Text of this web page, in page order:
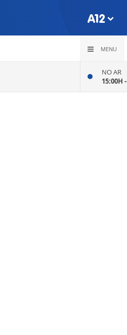
MENU
NO AR
15:00H -